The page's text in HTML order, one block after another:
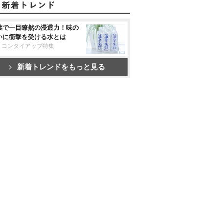
で一目瞭然の浸透力！味の
に衝撃を受ける水とは
コンタイアップ特集
新着トレンドをもっと見る